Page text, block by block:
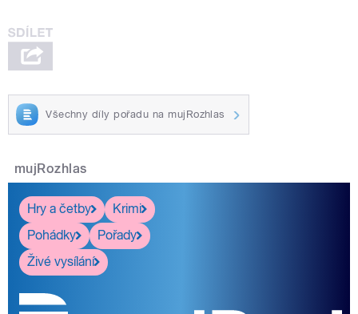
Všechny díly pořadu na mujRozhlas
mujRozhlas
Hry a četby
Krimi
Pohádky
Pořady
Živé vysílání